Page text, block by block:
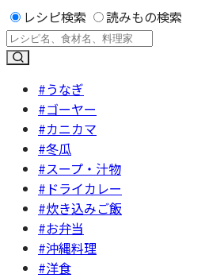
レシピ検索
読みもの検索
#うなぎ
#ゴーヤー
#カニカマ
#冬瓜
#スープ・汁物
#ドライカレー
#炊き込みご飯
#お弁当
#沖縄料理
#洋食